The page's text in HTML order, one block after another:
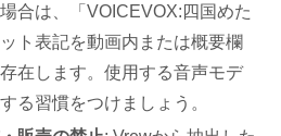
合は、「VOICEVOX:四国めた
ト表記を動画内または概要欄
在します。使用する音声モデ
る習慣をつけましょう。